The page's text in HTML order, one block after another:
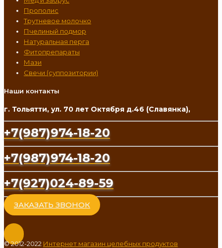
Прополис
Трутневое молочко
Пчелиный подмор
Натуральная перга
Фитопрепараты
Мази
Свечи (суппозитории)
Наши контакты
г. Тольятти, ул. 70 лет Октября д.46 (Славянка),
+7(987)974-18-20
+7(987)974-18-20
+7(927)024-89-59
ЗАКАЗАТЬ ЗВОНОК
© 2012-2022 Интернет магазин целебных продуктов